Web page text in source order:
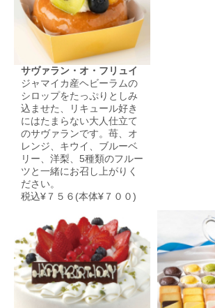
サヴァラン・オ・フリュイ
ジャマイカ産ヘビーラムの
シロップをたっぷりとしみ
込ませた、リキュール好き
にはたまらない大人仕立て
のサヴァランです。苺、オ
レンジ、キウイ、ブルーベ
リー、洋梨、5種類のフルー
ツと一緒にお召し上がりく
ださい。
税込¥７５６(本体¥７００)